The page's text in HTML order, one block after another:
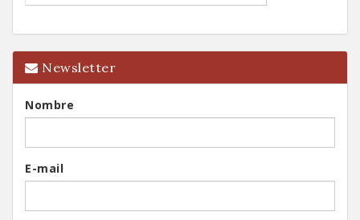
Newsletter
Nombre
E-mail